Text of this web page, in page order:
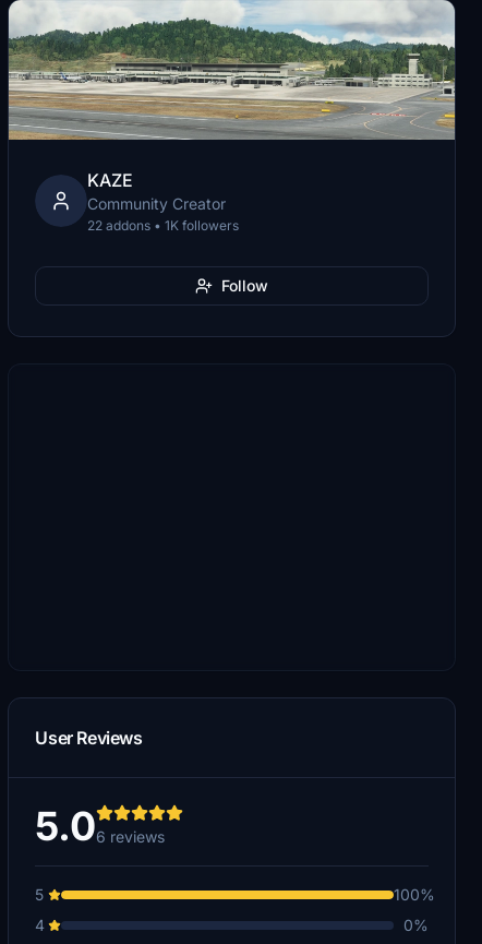
KAZE
Community Creator
22 addons • 1K followers
Follow
User Reviews
5.06 reviews
5
100%
4
0%